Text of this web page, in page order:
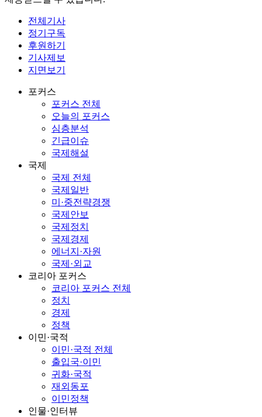
전체기사
정기구독
후원하기
기사제보
지면보기
포커스
포커스 전체
오늘의 포커스
심층분석
긴급이슈
국제해설
국제
국제 전체
국제일반
미·중전략경쟁
국제안보
국제정치
국제경제
에너지·자원
국제·외교
코리아 포커스
코리아 포커스 전체
정치
경제
정책
이민·국적
이민·국적 전체
출입국·이민
귀화·국적
재외동포
이민정책
인물·인터뷰